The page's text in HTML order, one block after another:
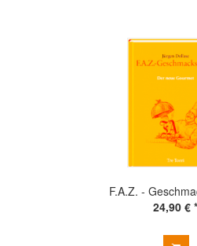
F.A.Z. -
24,90 € *